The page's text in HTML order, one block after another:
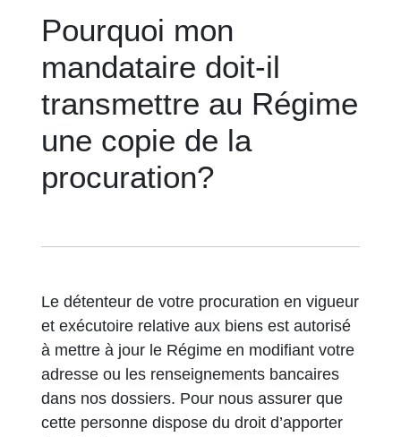
Pourquoi mon
mandataire doit-il
transmettre au Régime
une copie de la
procuration?
Le détenteur de votre procuration en vigueur
et exécutoire relative aux biens est autorisé
à mettre à jour le Régime en modifiant votre
adresse ou les renseignements bancaires
dans nos dossiers. Pour nous assurer que
cette personne dispose du droit d’apporter